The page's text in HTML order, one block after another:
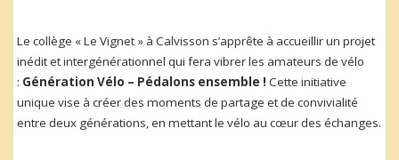
Le collège « Le Vignet » à Calvisson s’apprête à accueillir un projet
inédit et intergénérationnel qui fera vibrer les amateurs de vélo
: Génération Vélo – Pédalons ensemble ! Cette initiative
unique vise à créer des moments de partage et de convivialité
entre deux générations, en mettant le vélo au cœur des échanges.